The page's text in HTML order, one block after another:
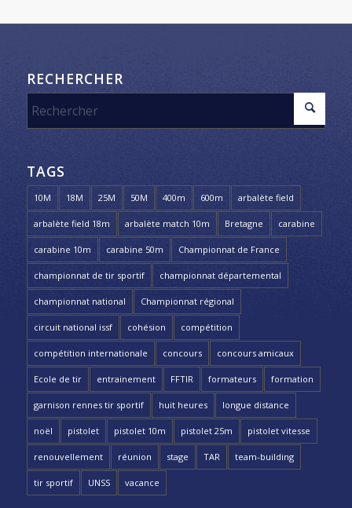
RECHERCHER
TAGS
10M 18M 25M 50M 400m 600m arbalète field
arbalète field 18m arbalète match 10m Bretagne carabine
carabine 10m carabine 50m Championnat de France
championnat de tir sportif championnat départemental
championnat national Championnat régional
circuit national issf cohésion compétition
compétition internationale concours concours amicaux
Ecole de tir entrainement FFTIR formateurs formation
garnison rennes tir sportif huit heures longue distance
noël pistolet pistolet 10m pistolet 25m pistolet vitesse
renouvellement réunion stage TAR team-building
tir sportif UNSS vacance